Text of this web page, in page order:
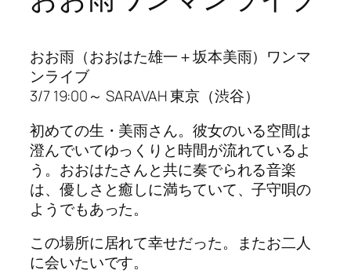
おお雨（おおはた雄一＋坂本美雨）ワンマ
ンライブ
3/7 19:00～ SARAVAH 東京（渋谷）
初めての生・美雨さん。彼女のいる空間は
澄んでいてゆっくりと時間が流れているよ
う。おおはたさんと共に奏でられる音楽
は、優しさと癒しに満ちていて、子守唄の
ようでもあった。
この場所に居れて幸せだった。またお二人
に会いたいです。